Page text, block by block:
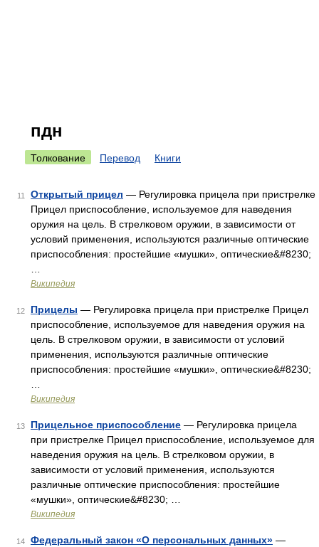
пдн
Толкование Перевод Книги
11 Открытый прицел — Регулировка прицела при пристрелке
Прицел приспособление, используемое для наведения
оружия на цель. В стрелковом оружии, в зависимости от
условий применения, используются различные оптические
приспособления: простейшие «мушки», оптические&#8230;
Википедия
12 Прицелы — Регулировка прицела при пристрелке Прицел
приспособление, используемое для наведения оружия на
цель. В стрелковом оружии, в зависимости от условий
применения, используются различные оптические
приспособления: простейшие «мушки», оптические&#8230;
Википедия
13 Прицельное приспособление — Регулировка прицела
при пристрелке Прицел приспособление, используемое для
наведения оружия на цель. В стрелковом оружии, в
зависимости от условий применения, используются
различные оптические приспособления: простейшие
«мушки», оптические&#8230; …
Википедия
14 Федеральный закон «О персональных данных» —